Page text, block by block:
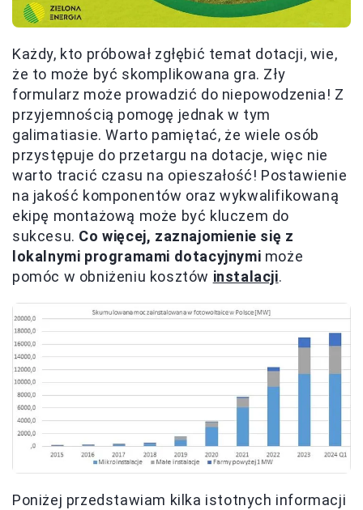
Każdy, kto próbował zgłębić temat dotacji, wie,
że to może być skomplikowana gra. Zły
formularz może prowadzić do niepowodzenia! Z
przyjemnością pomogę jednak w tym
galimatiasie. Warto pamiętać, że wiele osób
przystępuje do przetargu na dotacje, więc nie
warto tracić czasu na opieszałość! Postawienie
na jakość komponentów oraz wykwalifikowaną
ekipę montażową może być kluczem do
sukcesu. Co więcej, zaznajomienie się z
lokalnymi programami dotacyjnymi może
pomóc w obniżeniu kosztów instalacji.
Poniżej przedstawiam kilka istotnych informacji